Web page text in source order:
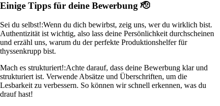
Einige Tipps für deine Bewerbung 🫡
Sei du selbst!:Wenn du dich bewirbst, zeig uns, wer du wirklich bist.
Authentizität ist wichtig, also lass deine Persönlichkeit durchscheinen
und erzähl uns, warum du der perfekte Produktionshelfer für
thyssenkrupp bist.
Mach es strukturiert!:Achte darauf, dass deine Bewerbung klar und
strukturiert ist. Verwende Absätze und Überschriften, um die
Lesbarkeit zu verbessern. So können wir schnell erkennen, was du
drauf hast!